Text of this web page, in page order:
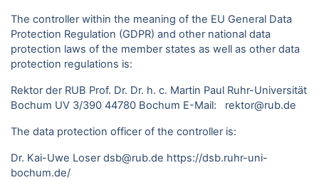
The controller within the meaning of the EU General Data
Protection Regulation (GDPR) and other national data
protection laws of the member states as well as other data
protection regulations is:
Rektor der RUB Prof. Dr. Dr. h. c. Martin Paul Ruhr-Universität
Bochum UV 3/390 44780 Bochum E-Mail: rektor@rub.de
The data protection officer of the controller is:
Dr. Kai-Uwe Loser dsb@rub.de https://dsb.ruhr-uni-
bochum.de/